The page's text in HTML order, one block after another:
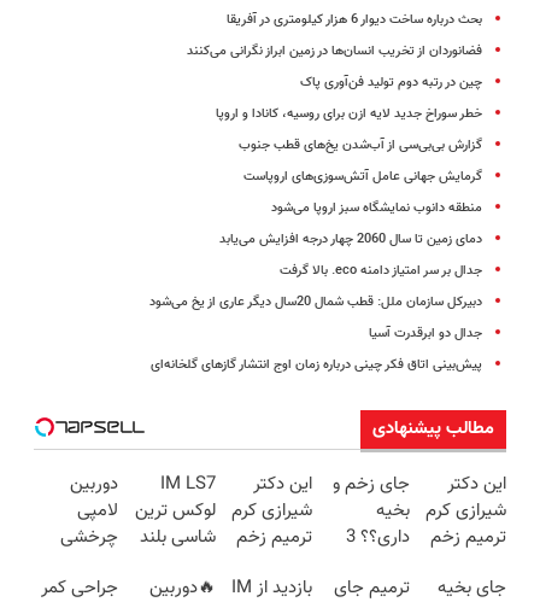
بحث درباره ساخت دیوار 6 هزار کیلومتری در آفریقا
فضانوردان از تخریب انسان‌ها در زمین ابراز نگرانی می‌کنند
چین در رتبه دوم تولید فن‌آوری پاک
خطر سوراخ جدید لایه ازن برای روسیه، کانادا و اروپا
گزارش بی‌بی‌سی از آب‌شدن یخ‌های قطب جنوب
گرمایش جهانی عامل آتش‌سوزی‌های اروپاست
منطقه دانوب نمایشگاه سبز اروپا می‌شود
دمای زمین تا سال 2060 چهار درجه افزایش می‌یابد
جدال بر سر امتیاز دامنه eco. بالا گرفت
دبیرکل سازمان ملل: قطب شمال 20سال دیگر عاری از یخ می‌شود
جدال دو ابرقدرت آسیا
پیش‌بینی اتاق فکر چینی درباره زمان اوج انتشار گازهای گلخانه‌ای
مطالب پیشنهادی
این دکتر
شیرازی کرم
ترمیم زخم
ساخت!!!
جای زخم و
بخیه
داری؟؟ 3
محوش کن!
این دکتر
شیرازی کرم
ترمیم زخم
ساخت!!!
IM LS7
لوکس ترین
شاسی بلند
دوربین
لامپی
چرخشی
فقط امروز
جای بخیه
ترمیم جای
بازدید از IM
🔥دوربین
جراحی کمر